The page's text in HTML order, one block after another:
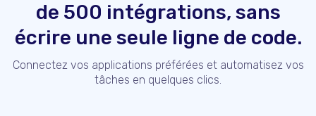
de 500 intégrations, sans
écrire une seule ligne de code.
Connectez vos applications préférées et automatisez vos
tâches en quelques clics.